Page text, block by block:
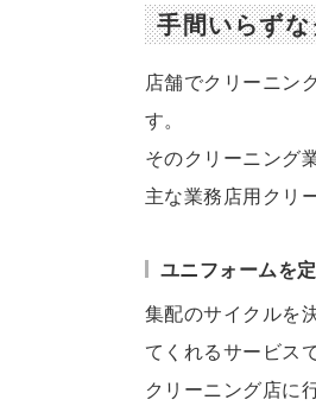
手間いらず
店舗でクリーニン
す。
そのクリーニング
主な業務店用クリ
ユニフォームを
集配のサイクルを
てくれるサービス
クリーニング店に